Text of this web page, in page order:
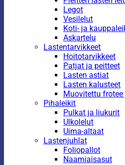
Legot
Vesilelut
Koti- ja
Askartelu
Lastentarvikkeet
Hoitotarvikkeet
Patjat ja peitteet
Lasten astiat
Lasten kalusteet
Muovitettu
Pihaleikit
Pulkat ja liukurit
Ulkolelut
Uima-altaat
Lastenjuhlat
Foliopallot
Naamiaisasut